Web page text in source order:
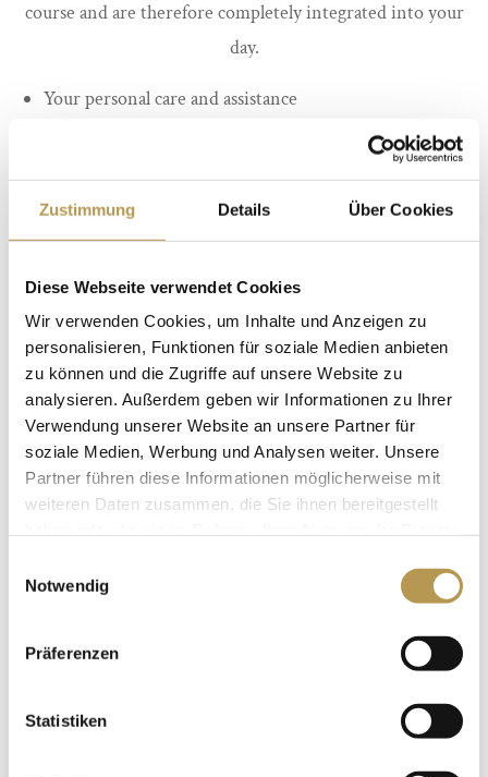
Zustimmung Details Über Cookies
Diese Webseite verwendet Cookies
Wir verwenden Cookies, um Inhalte und Anzeigen zu
personalisieren, Funktionen für soziale Medien anbieten
zu können und die Zugriffe auf unsere Website zu
analysieren. Außerdem geben wir Informationen zu Ihrer
Verwendung unserer Website an unsere Partner für
soziale Medien, Werbung und Analysen weiter. Unsere
Partner führen diese Informationen möglicherweise mit
weiteren Daten zusammen, die Sie ihnen bereitgestellt
Notwendig
Präferenzen
Statistiken
course and are therefore completely integrated into your
day.
Your personal care and assistance
Individual interior design, no matter how unusual it
may be
Modern conference technology and media equipment
Open Air Amphitrium